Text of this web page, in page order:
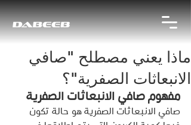
ماذا يعني مصطلح "صافي
الانبعاثات الصفرية"؟
مفهوم صافي الانبعاثات الصفرية
صافي الانبعاثات الصفرية هو حالة تكون